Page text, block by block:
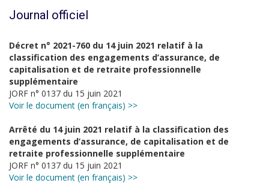
Journal officiel
Décret n° 2021-760 du 14 juin 2021 relatif à la
classification des engagements d’assurance, de
capitalisation et de retraite professionnelle
supplémentaire
JORF n° 0137 du 15 juin 2021
Voir le document (en français) >>
Arrêté du 14 juin 2021 relatif à la classification des
engagements d’assurance, de capitalisation et de
retraite professionnelle supplémentaire
JORF n° 0137 du 15 juin 2021
Voir le document (en français) >>